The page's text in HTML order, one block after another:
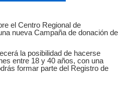
el Centro Regional de
nueva Campaña de donación de
la posibilidad de hacerse
entre 18 y 40 años, con una
formar parte del Registro de